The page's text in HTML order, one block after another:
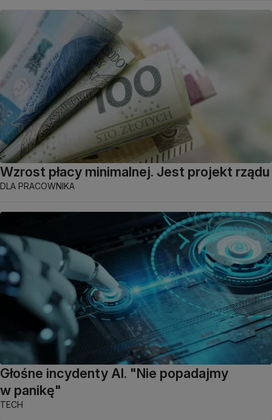
Wzrost płacy minimalnej. Jest projekt rządu
DLA PRACOWNIKA
Głośne incydenty AI. "Nie popadajmy
w panikę"
TECH